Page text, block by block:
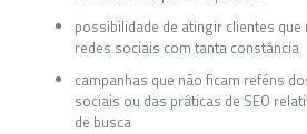
possibilidade de atingir clientes
redes sociais com tanta constância
campanhas que não ficam reféns
sociais ou das práticas de SEO
de busca